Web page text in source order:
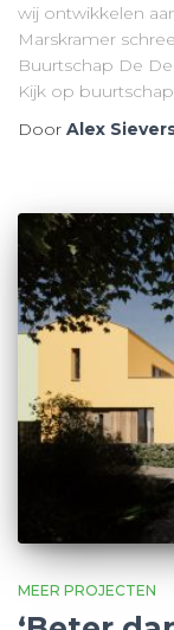
wij ontwikkelen
Marskramer
Buurtschap De
Kijk op
Door Alex
MEER PROJECTEN